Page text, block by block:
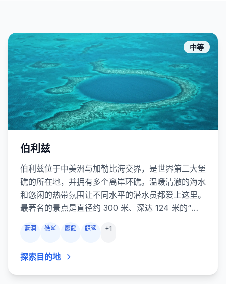
中等
伯利兹
伯利兹位于中美洲与加勒比海交界，是世界第二大堡
礁的所在地，并拥有多个离岸环礁。温暖清澈的海水
和悠闲的热带氛围让不同水平的潜水员都爱上这里。
最著名的景点是直径约 300 米、深达 124 米的“大
瑚花园。特纳夫环礁和灯塔礁拥有礁鲨、海龟、鹰魟
到鲸鲨；Hol Chan 海洋保护区和 Shark Ray Alley
则是与护士鲨和黄貂鱼共泳的轻松地点。无论是初学
蓝洞 礁鲨 鹰鳐 鲸鲨 +1
探索目的地